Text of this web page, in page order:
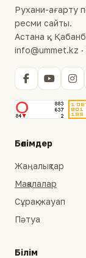
Рухани-ағарту
ресми сайты.
Астана қ.,
info@ummet.kz
Бөлімдер
Жаңалықтар
Мақалалар
Сұрақ-жауап
Пәтуа
Білім